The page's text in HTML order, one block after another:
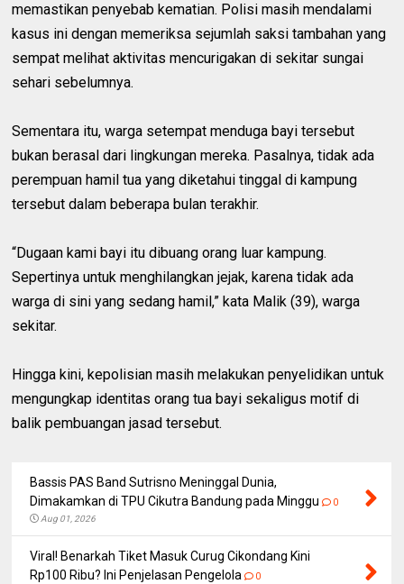
memastikan penyebab kematian. Polisi masih mendalami
kasus ini dengan memeriksa sejumlah saksi tambahan yang
sempat melihat aktivitas mencurigakan di sekitar sungai
sehari sebelumnya.
Sementara itu, warga setempat menduga bayi tersebut
bukan berasal dari lingkungan mereka. Pasalnya, tidak ada
perempuan hamil tua yang diketahui tinggal di kampung
tersebut dalam beberapa bulan terakhir.
“Dugaan kami bayi itu dibuang orang luar kampung.
Sepertinya untuk menghilangkan jejak, karena tidak ada
warga di sini yang sedang hamil,” kata Malik (39), warga
sekitar.
Hingga kini, kepolisian masih melakukan penyelidikan untuk
mengungkap identitas orang tua bayi sekaligus motif di
balik pembuangan jasad tersebut.
Bassis PAS Band Sutrisno Meninggal Dunia,
Dimakamkan di TPU Cikutra Bandung pada Minggu
0
Aug 01, 2026
Viral! Benarkah Tiket Masuk Curug Cikondang Kini
Rp100 Ribu? Ini Penjelasan Pengelola
0